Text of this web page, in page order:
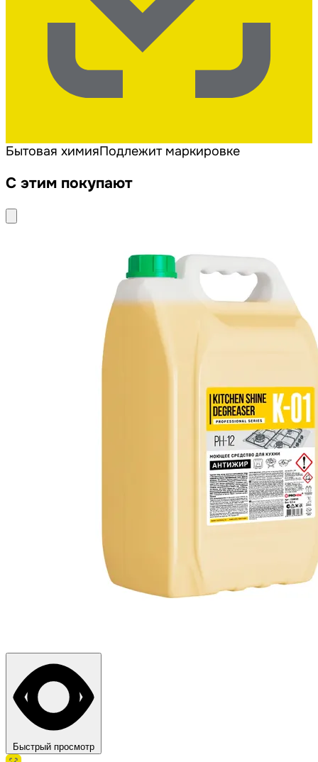
Бытовая химияПодлежит маркировке
С этим покупают
Быстрый просмотр